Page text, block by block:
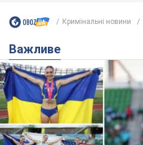
Кримінальні новини
Важливе